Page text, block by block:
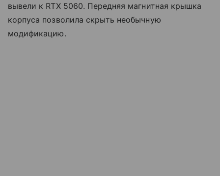
вывели к RTX 5060. Передняя магнитная крышка
корпуса позволила скрыть необычную
модификацию.